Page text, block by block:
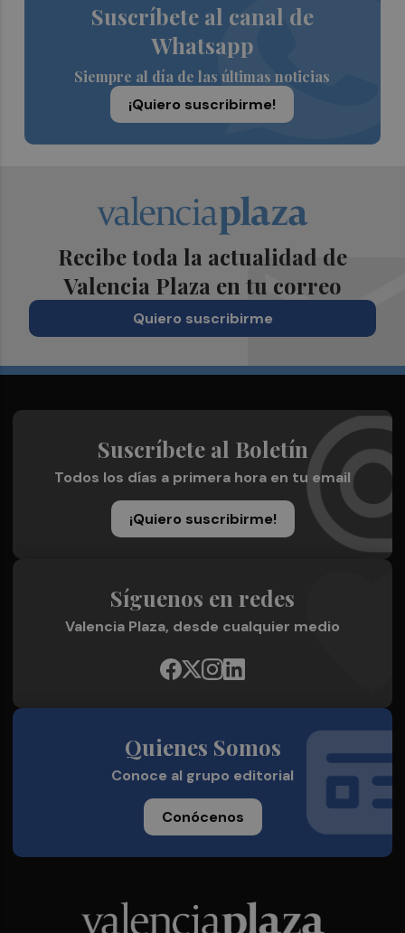
Suscríbete al canal de
Whatsapp
Siempre al día de las últimas noticias
¡Quiero suscribirme!
Recibe toda la actualidad de
Valencia Plaza en tu correo
Quiero suscribirme
Suscríbete al Boletín
Todos los días a primera hora en tu email
¡Quiero suscribirme!
Síguenos en redes
Valencia Plaza, desde cualquier medio
Quienes Somos
Conoce al grupo editorial
Conócenos